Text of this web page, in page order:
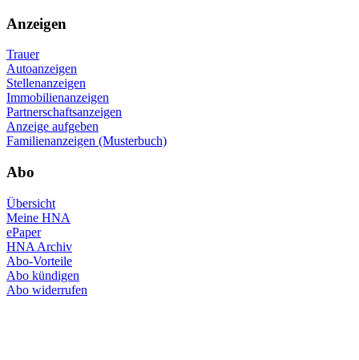
Anzeigen
Trauer
Autoanzeigen
Stellenanzeigen
Immobilienanzeigen
Partnerschaftsanzeigen
Anzeige aufgeben
Familienanzeigen (Musterbuch)
Abo
Übersicht
Meine HNA
ePaper
HNA Archiv
Abo-Vorteile
Abo kündigen
Abo widerrufen